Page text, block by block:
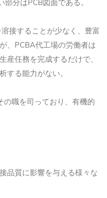
分はPCB図面である。
溶接することが少なく、豊富
、PCBA代工場の労働者は
産任務を完成するだけで、
する能力がない。
の職を司っており、有機的
品質に影響を与える様々な